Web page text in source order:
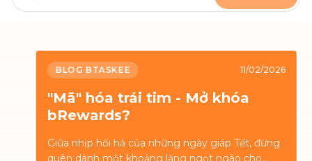
BLOG BTASKEE 11/02/2026
"Mã" hóa trái tim - Mở khóa
bRewards?
Giữa nhịp hối hả của những ngày giáp Tết, đừng
quên dành một khoảng lặng ngọt ngào cho